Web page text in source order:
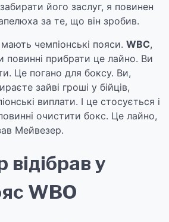
його заслуг, я повинен
за те, що він зробив.
мають чемпіонські пояси. WBC,
повинні прибрати це лайно. Ви
Це погано для боксу. Ви,
зайві гроші у бійців,
виплати. І це стосується і
очистити бокс. Це лайно,
Мейвезер.
у
WBO